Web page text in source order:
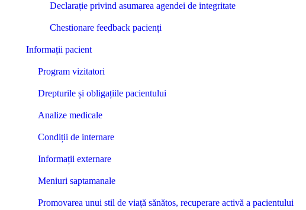
Declarație privind asumarea agendei de integritate
Chestionare feedback pacienți
Informații pacient
Program vizitatori
Drepturile și obligațiile pacientului
Analize medicale
Condiții de internare
Informații externare
Meniuri saptamanale
Promovarea unui stil de viață sănătos, recuperare activă a pacientului